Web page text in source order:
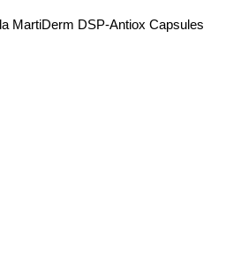
MartiDerm DSP-Antiox Capsules